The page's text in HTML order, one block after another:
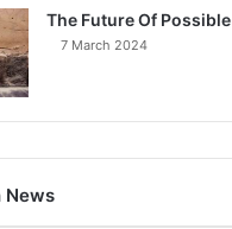
The Future Of Possible
7 March 2024
News